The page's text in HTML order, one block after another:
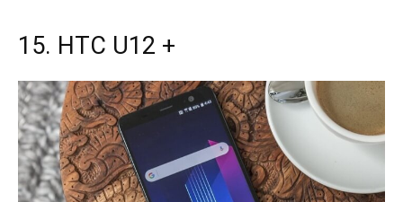
15. HTC U12 +